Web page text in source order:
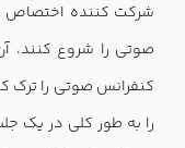
شرکت کننده اختصاص
صوتی را شروع کنند،
کنفرانس صوتی را
را به طور کلی در یک